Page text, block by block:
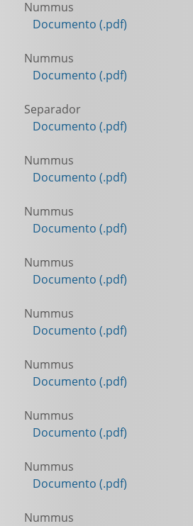
Nummus
Documento (.pdf)
Nummus
Documento (.pdf)
Separador
Documento (.pdf)
Nummus
Documento (.pdf)
Nummus
Documento (.pdf)
Nummus
Documento (.pdf)
Nummus
Documento (.pdf)
Nummus
Documento (.pdf)
Nummus
Documento (.pdf)
Nummus
Documento (.pdf)
Nummus